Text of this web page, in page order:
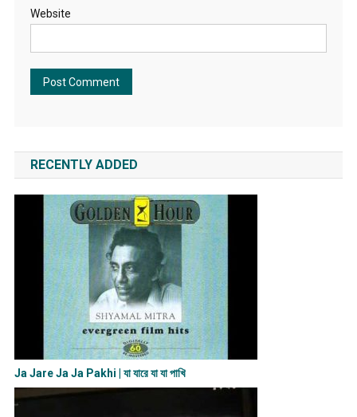
Website
RECENTLY ADDED
Ja Jare Ja Ja Pakhi | যা যারে যা যা পাখি